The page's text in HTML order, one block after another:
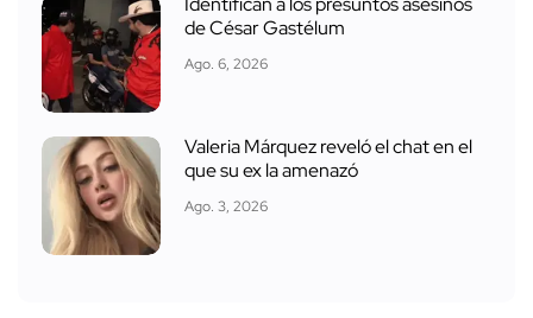
de César Gastélum
Ago. 6, 2026
Valeria Márquez reveló el chat en el
que su ex la amenazó
Ago. 3, 2026